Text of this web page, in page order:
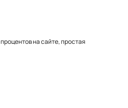
на сайте, простая